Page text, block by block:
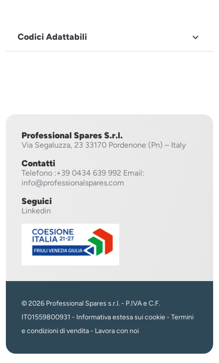
Codici Adattabili 
Professional Spares S.r.l.
Via Segaluzza, 23 33170 Pordenone (Pn) – Italy
Contatti
Telefono :+39 0434 639 992 Email:
info@professionalspares.com
Seguici
Linkedin
© 2026 Professional Spares s.r.l. - P.IVA e C.F.
IT01559800931 - Informativa estesa sui cookie - Termini
e condizioni di vendita- Lavora con noi